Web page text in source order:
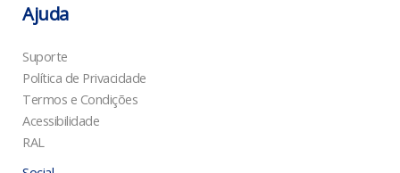
Ajuda
Suporte
Política de Privacidade
Termos e Condições
Acessibilidade
RAL